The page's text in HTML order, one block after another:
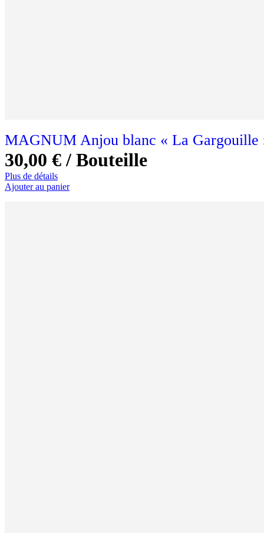
MAGNUM Anjou blanc « La Gargouille
30,00 € / Bouteille
Plus de détails
Ajouter au panier